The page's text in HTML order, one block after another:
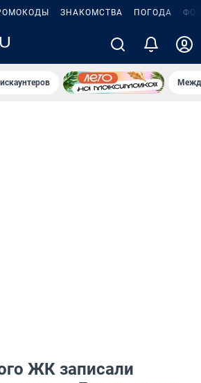
ЗНАКОМСТВА ПОГОДА
ЖК записали